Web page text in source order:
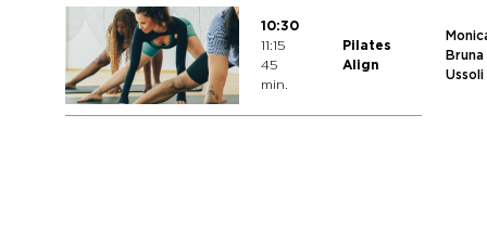
10:30
11:15
45
min.
Pilates
Align
Bruna
Ussoli